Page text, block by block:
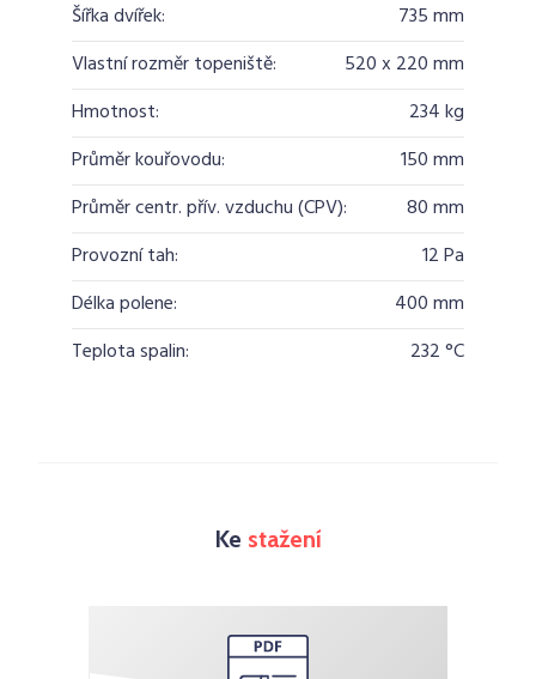
Šířka dvířek:
735 mm
Vlastní rozměr topeniště:
520 x 220 mm
Hmotnost:
234 kg
Průměr kouřovodu:
150 mm
Průměr centr. přív. vzduchu (CPV):
80 mm
Provozní tah:
12 Pa
Délka polene:
400 mm
Teplota spalin:
232 °C
Ke stažení